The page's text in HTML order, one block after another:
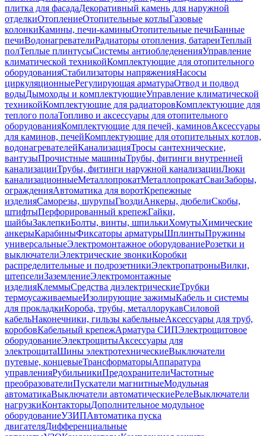
плитка для фасадаДекоративный камень для наружной
отделкиОтоплениеОтопительные котлыГазовые
колонкиКамины, печи-каминыОтопительные печиБанные
печиВодонагревателиРадиаторы отопления, батареиТеплый
полТеплые плинтусыСистемы антиобледененияУправление
климатической техникойКомплектующие для отопительного
оборудованияСтабилизаторы напряженияНасосы
циркуляционныеРегулирующая арматураОтвод и подвод
водыДымоходы и комплектующиеУправление климатической
техникойКомплектующие для радиаторовКомплектующие для
теплого полаТопливо и аксессуары для отопительного
оборудованияКомплектующие для печей, каминовАксессуары
для каминов, печейКомплектующие для отопительных котлов,
водонагревателейКанализацияТросы сантехнические,
вантузыПрочистные машиныТрубы, фитинги внутренней
канализацииТрубы, фитинги наружной канализацииЛюки
канализационныеМеталлопрокатМеталлопрокатСваиЗаборы,
огражденияАвтоматика для воротКрепежные
изделияСаморезы, шурупыГвоздиАнкеры, дюбелиСкобы,
штифтыПерфорированный крепежГайки,
шайбыЗаклепкиБолты, винты, шпилькиХомутыХимические
анкерыКарабиныФиксаторы арматурыШплинтыПружины
универсальныеЭлектромонтажное оборудованиеРозетки и
выключателиЭлектрические звонкиКоробки
распределительные и подрозетникиЭлектропатроныВилки,
штепселиЗаземлениеЭлектромонтажные
изделияКлеммыСредства диэлектрическиеТрубки
термоусаживаемыеИзолирующие зажимыКабель и системы
для прокладкиКороба, трубы, металлорукавСиловой
кабельНаконечники, гильзы кабельныеАксессуары для труб,
коробовКабельный крепежАрматура СИПЭлектрощитовое
оборудованиеЭлектрощитыАксессуары для
электрощитаШины электротехническиеВыключатели
путевые, концевыеТрансформаторыАппаратура
управленияРубильникиПредохранителиЧастотные
преобразователиПускатели магнитныеМодульная
автоматикаВыключатели автоматическиеРелеВыключатели
нагрузкиКонтакторыДополнительное модульное
оборудованиеУЗИПАвтоматика пуска
двигателяДифференциальные